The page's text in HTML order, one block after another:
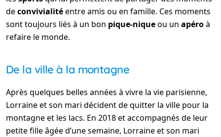
deconvivialitéentre amis ou en famille. Ces moments
sont toujours liés à un bon pique-niqueou un apéroà
refaire le monde.
De la ville à la montagne
Après quelques belles années à vivre la vie parisienne,
Lorraine et son mari décident de quitter la ville pour la
montagne et les lacs. En 2018 et accompagnés de leur
petite fille âgée d’une semaine, Lorraine et son mari